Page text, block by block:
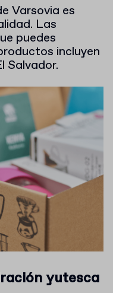
Varsovia es
Las
puedes
incluyen
Salvador.
yutesca